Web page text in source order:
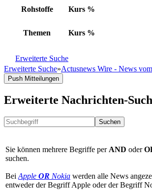
Rohstoffe Kurs %
Themen Kurs %
Erweiterte Suche
Erweiterte Suche»Actusnews Wire - News
Push Mitteilungen
Erweiterte Nachrichten-
Suchen
Sie können mehrere Begriffe per AND oder
suchen.
Bei Apple OR Nokia werden alle News
entweder der Begriff Apple oder der Begriff